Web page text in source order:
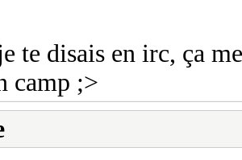
te disais en irc, ça
camp ;>